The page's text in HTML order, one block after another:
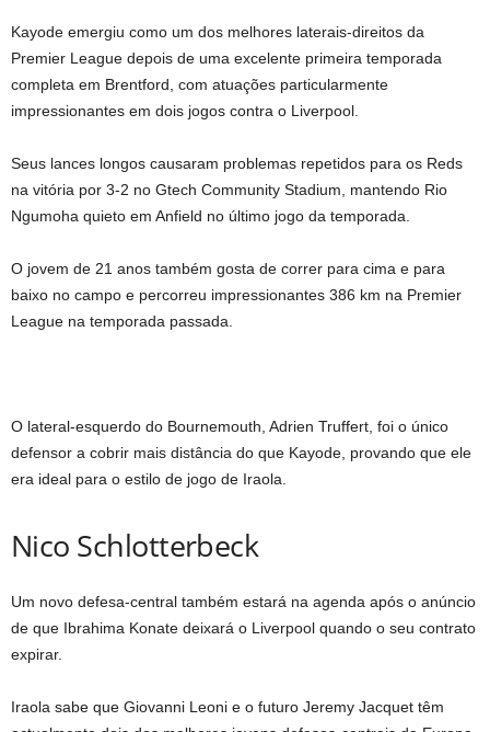
Kayode emergiu como um dos melhores laterais-direitos da
Premier League depois de uma excelente primeira temporada
completa em Brentford, com atuações particularmente
impressionantes em dois jogos contra o Liverpool.
Seus lances longos causaram problemas repetidos para os Reds
na vitória por 3-2 no Gtech Community Stadium, mantendo Rio
Ngumoha quieto em Anfield no último jogo da temporada.
O jovem de 21 anos também gosta de correr para cima e para
baixo no campo e percorreu impressionantes 386 km na Premier
League na temporada passada.
O lateral-esquerdo do Bournemouth, Adrien Truffert, foi o único
defensor a cobrir mais distância do que Kayode, provando que ele
era ideal para o estilo de jogo de Iraola.
Nico Schlotterbeck
Um novo defesa-central também estará na agenda após o anúncio
de que Ibrahima Konate deixará o Liverpool quando o seu contrato
expirar.
Iraola sabe que Giovanni Leoni e o futuro Jeremy Jacquet têm